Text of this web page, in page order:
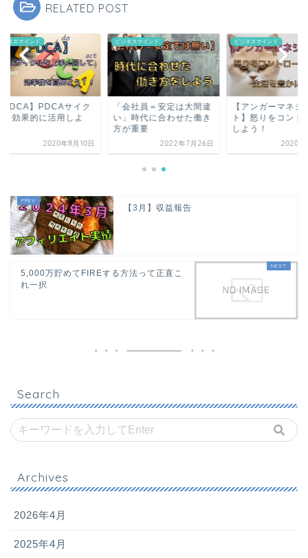
RELATED POST
スマインド
】PDCAサイク
効果的に活用しよ
2020年8月10日
ビジネスマインド
「会社員＝安定は大間違
い」時代に合わせた働き
方が重要
2022年7月26日
ビジネスマインド
【アンガーマネジメ
ト】怒りをコントロ
しよう！
2020年8
【3月】収益報告
5,000万貯めてFIREする方法って正直こ
れ一択
Search
Archives
2026年4月
2025年4月